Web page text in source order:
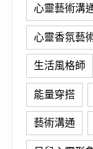
心靈藝術溝
心靈香氛藝
生活風格師
能量穿搭
藝術溝通